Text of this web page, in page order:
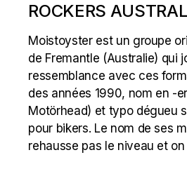
ROCKERS
Moistoyster est un groupe
de Fremantle (Australie) qui
ressemblance avec ces
des années 1990, nom en -
Motörhead) et typo dégueu
pour bikers. Le nom de ses
rehausse pas le niveau et on